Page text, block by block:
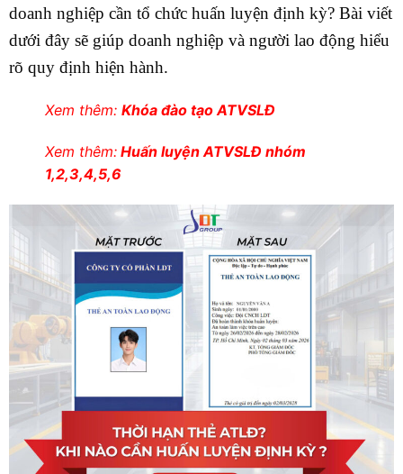
doanh nghiệp cần tổ chức huấn luyện định kỳ? Bài viết
dưới đây sẽ giúp doanh nghiệp và người lao động hiểu
rõ quy định hiện hành.
Xem thêm: Khóa đào tạo ATVSLĐ
Xem thêm:Huấn luyện ATVSLĐ nhóm
1,2,3,4,5,6